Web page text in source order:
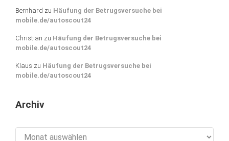
Bernhard zu Häufung der Betrugsversuche bei
mobile.de/autoscout24
Christian zu Häufung der Betrugsversuche bei
mobile.de/autoscout24
Klaus zu Häufung der Betrugsversuche bei
mobile.de/autoscout24
Archiv